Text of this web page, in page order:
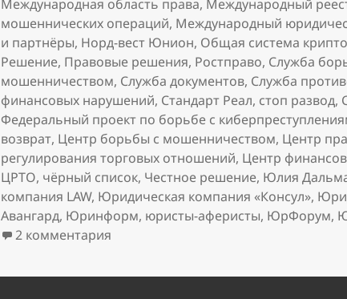
Международная область права, Международный
мошеннических операций, Международный
и партнёры, Норд-вест Юнион, Общая система
Решение, Правовые решения, Ростправо, Служба
мошенничеством, Служба документов, Служба
финансовых нарушений, Стандарт Реал, стоп развод,
Федеральный проект по борьбе с
возврат, Центр борьбы с мошенничеством, Центр
регулирования торговых отношений, Центр
ЦРТО, чёрный список, Честное решение, Юлия
компания LAW, Юридическая компания «Консул»,
Авангард, Юринформ, юристы-аферисты, ЮрФорум,
2 комментария